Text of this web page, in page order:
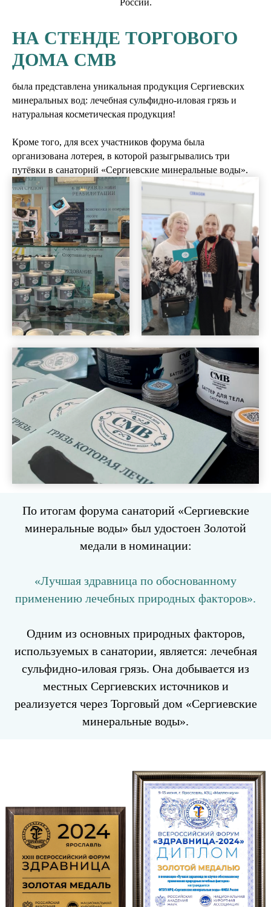
России.
НА СТЕНДЕ ТОРГОВОГО
ДОМА СМВ
была представлена уникальная продукция Сергиевских
минеральных вод: лечебная сульфидно-иловая грязь и
натуральная косметическая продукция!
Кроме того, для всех участников форума была
организована лотерея, в которой разыгрывались три
путёвки в санаторий «Сергиевские минеральные воды».
По итогам форума санаторий «Сергиевские
минеральные воды» был удостоен Золотой
медали в номинации:
«Лучшая здравница по обоснованному
применению лечебных природных факторов».
Одним из основных природных факторов,
используемых в санатории, является: лечебная
сульфидно-иловая грязь. Она добывается из
местных Сергиевских источников и
реализуется через Торговый дом «Сергиевские
минеральные воды».